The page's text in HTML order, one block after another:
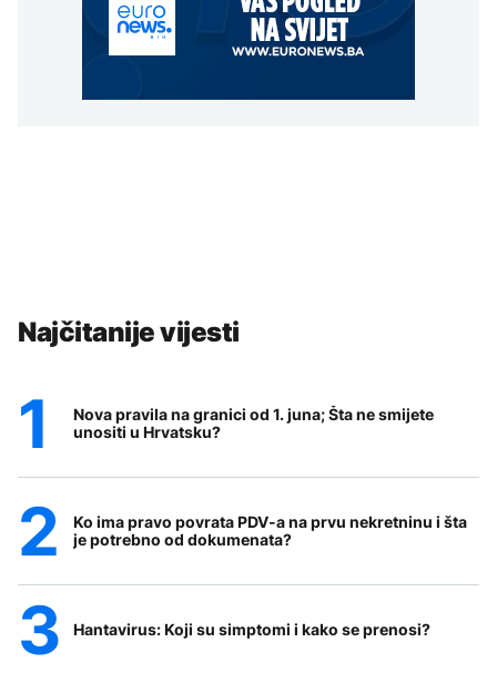
Najčitanije vijesti
Nova pravila na granici od 1. juna; Šta ne smijete
unositi u Hrvatsku?
Ko ima pravo povrata PDV-a na prvu nekretninu i šta
je potrebno od dokumenata?
Hantavirus: Koji su simptomi i kako se prenosi?